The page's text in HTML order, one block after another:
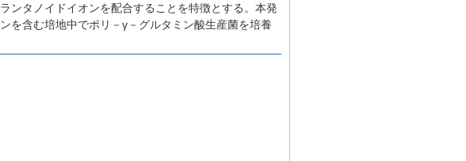
ンタノイドイオンを配合することを特徴とする。本発
を含む培地中でポリ－γ－グルタミン酸生産菌を培養